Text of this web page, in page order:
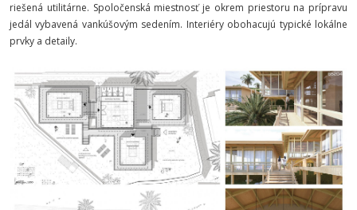
riešená utilitárne. Spoločenská miestnosť je okrem priestoru na prípravu
jedál vybavená vankúšovým sedením. Interiéry obohacujú typické lokálne
prvky a detaily.